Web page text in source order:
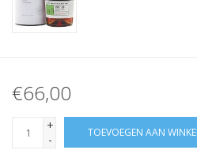
€66,00
+
-
TOEVOEGEN AAN